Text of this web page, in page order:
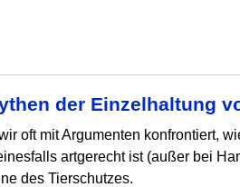
der Einzelhaltung
oft mit Argumenten konfrontiert,
artgerecht ist (außer bei
des Tierschutzes.